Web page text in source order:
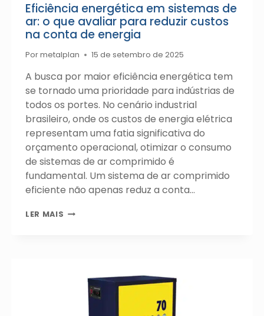
Eficiência energética em sistemas de
ar: o que avaliar para reduzir custos
na conta de energia
Pormetalplan 15 de setembro de 2025
A busca por maior eficiência energética tem
se tornado uma prioridade para indústrias de
todos os portes. No cenário industrial
brasileiro, onde os custos de energia elétrica
representam uma fatia significativa do
orçamento operacional, otimizar o consumo
de sistemas de ar comprimido é
fundamental. Um sistema de ar comprimido
eficiente não apenas reduz a conta…
LER MAIS EFICIÊNCIA
AVALIAR